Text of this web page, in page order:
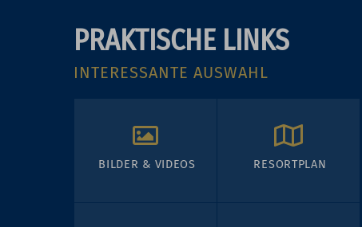
PRAKTISCHE LINKS
INTERESSANTE AUSWAHL
BILDER & VIDEOS RESORTPLAN